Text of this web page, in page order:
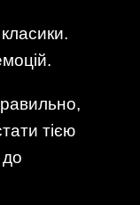
тією